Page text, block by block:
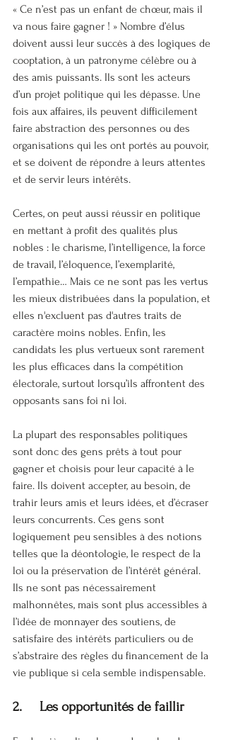
« Ce n’est pas un enfant de chœur, mais il
va nous faire gagner ! » Nombre d’élus
doivent aussi leur succès à des logiques de
cooptation, à un patronyme célèbre ou à
des amis puissants. Ils sont les acteurs
d’un projet politique qui les dépasse. Une
fois aux affaires, ils peuvent difficilement
faire abstraction des personnes ou des
organisations qui les ont portés au pouvoir,
et se doivent de répondre à leurs attentes
et de servir leurs intérêts.
Certes, on peut aussi réussir en politique
en mettant à profit des qualités plus
nobles : le charisme, l’intelligence, la force
de travail, l’éloquence, l’exemplarité,
l’empathie… Mais ce ne sont pas les vertus
les mieux distribuées dans la population, et
elles n'excluent pas d'autres traits de
caractère moins nobles. Enfin, les
candidats les plus vertueux sont rarement
les plus efficaces dans la compétition
électorale, surtout lorsqu’ils affrontent des
opposants sans foi ni loi.
La plupart des responsables politiques
sont donc des gens prêts à tout pour
gagner et choisis pour leur capacité à le
faire. Ils doivent accepter, au besoin, de
trahir leurs amis et leurs idées, et d’écraser
leurs concurrents. Ces gens sont
logiquement peu sensibles à des notions
telles que la déontologie, le respect de la
loi ou la préservation de l’intérêt général.
Ils ne sont pas nécessairement
malhonnêtes, mais sont plus accessibles à
l’idée de monnayer des soutiens, de
satisfaire des intérêts particuliers ou de
s’abstraire des règles du financement de la
vie publique si cela semble indispensable.
2.     Les opportunités de faillir